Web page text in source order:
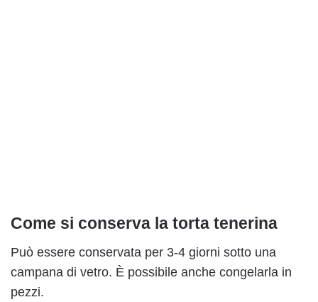
Come si conserva la torta tenerina
Può essere conservata per 3-4 giorni sotto una
campana di vetro. È possibile anche congelarla in
pezzi.